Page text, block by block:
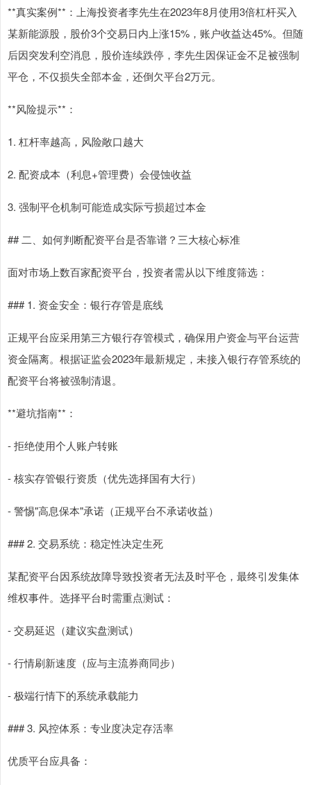
**真实案例**：上海投资者李先生在2023年8月使用3倍杠杆买入
某新能源股，股价3个交易日内上涨15%，账户收益达45%。但随
后因突发利空消息，股价连续跌停，李先生因保证金不足被强制
平仓，不仅损失全部本金，还倒欠平台2万元。
**风险提示**：
1. 杠杆率越高，风险敞口越大
2. 配资成本（利息+管理费）会侵蚀收益
3. 强制平仓机制可能造成实际亏损超过本金
## 二、如何判断配资平台是否靠谱？三大核心标准
面对市场上数百家配资平台，投资者需从以下维度筛选：
### 1. 资金安全：银行存管是底线
正规平台应采用第三方银行存管模式，确保用户资金与平台运营
资金隔离。根据证监会2023年最新规定，未接入银行存管系统的
配资平台将被强制清退。
**避坑指南**：
- 拒绝使用个人账户转账
- 核实存管银行资质（优先选择国有大行）
- 警惕"高息保本"承诺（正规平台不承诺收益）
### 2. 交易系统：稳定性决定生死
某配资平台因系统故障导致投资者无法及时平仓，最终引发集体
维权事件。选择平台时需重点测试：
- 交易延迟（建议实盘测试）
- 行情刷新速度（应与主流券商同步）
- 极端行情下的系统承载能力
### 3. 风控体系：专业度决定存活率
优质平台应具备：